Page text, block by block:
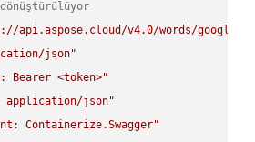
dönüştürülüyor
api.aspose.cloud/v4.0/words/
json"
Bearer <token>"
application/json"
Containerize.Swagger"